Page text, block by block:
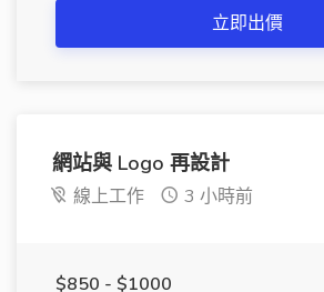
立即出價
網站與 Logo 再設計
線上工作 3 小時前
$850 - $1000